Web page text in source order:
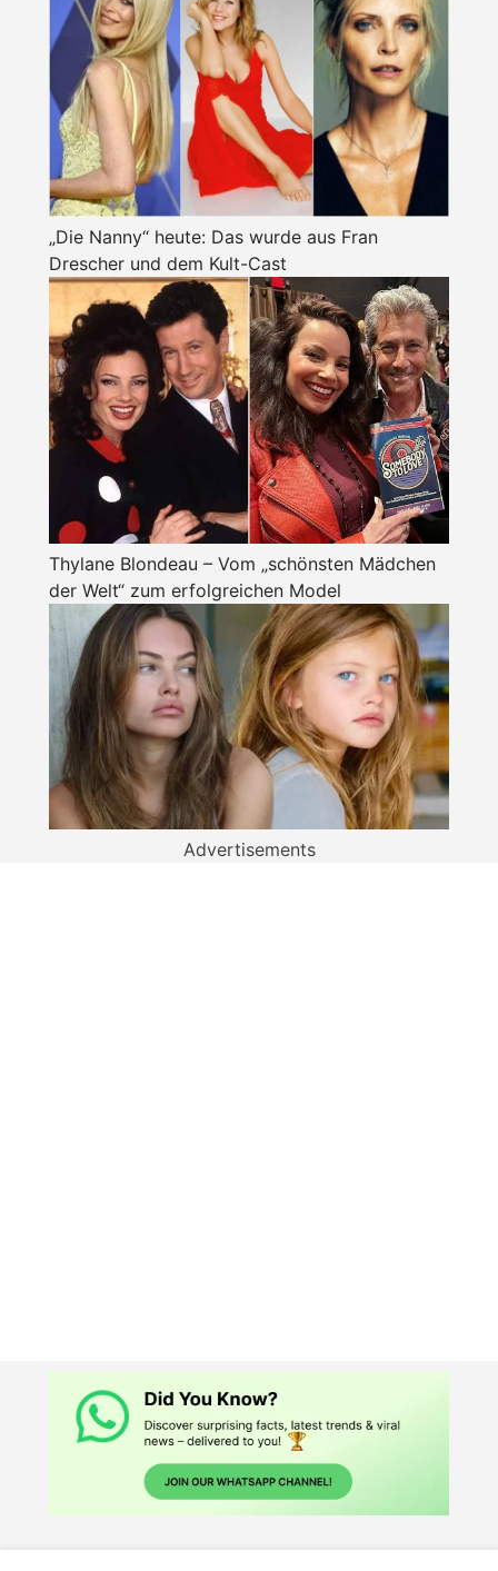
„Die Nanny“ heute: Das wurde aus Fran
Drescher und dem Kult-Cast
Thylane Blondeau – Vom „schönsten Mädchen
der Welt“ zum erfolgreichen Model
Advertisements